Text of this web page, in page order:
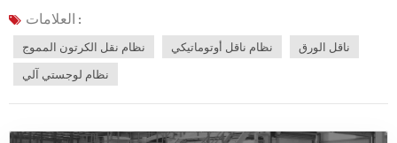
العلامات :
نظام نقل الكرتون المموج نظام ناقل أوتوماتيكي
ناقل الورق
نظام لوجستي آلي